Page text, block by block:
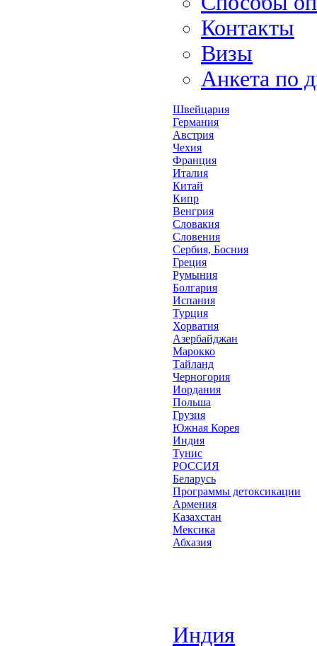
Контакты
Визы
Анкета по
Швейцария
Германия
Австрия
Чехия
Франция
Италия
Китай
Кипр
Венгрия
Словакия
Словения
Сербия, Босния
Греция
Румыния
Болгария
Испания
Турция
Хорватия
Азербайджан
Марокко
Тайланд
Черногория
Иордания
Польша
Грузия
Южная Корея
Индия
Тунис
РОССИЯ
Беларусь
Программы детоксикации
Армения
Казахстан
Мексика
Абхазия
Индия